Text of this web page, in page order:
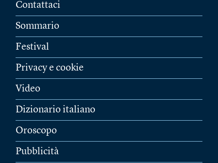
Contattaci
Sommario
Festival
Privacy e cookie
Video
Dizionario italiano
Oroscopo
Pubblicità